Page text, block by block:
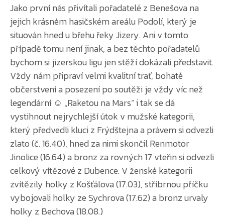
Jako první nás přivítali pořadatelé z Benešova na
jejich krásném hasičském areálu Podolí, který je
situován hned u břehu řeky Jizery. Ani v tomto
případě tomu není jinak, a bez těchto pořadatelů
bychom si jizerskou ligu jen stěží dokázali představit.
Vždy nám připraví velmi kvalitní trať, bohaté
občerstvení a posezení po soutěži je vždy víc než
legendární ☺ „Raketou na Mars“ i tak se dá
vystihnout nejrychlejší útok v mužské kategorii,
který předvedli kluci z Frýdštejna a právem si odvezli
zlato (č. 16.40), hned za nimi skončil Renmotor
Jinolice (16.64) a bronz za rovných 17 vteřin si odvezli
celkový vítězové z Dubence. V ženské kategorii
zvítězily holky z Košťálova (17.03), stříbrnou příčku
vybojovali holky ze Sychrova (17.62) a bronz urvaly
holky z Bechova (18.08.)